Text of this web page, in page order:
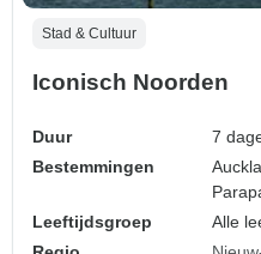
Stad & Cultuur
Iconisch Noorden
Duur
7
Bestemmingen
Leeftijdsgroep
Alle